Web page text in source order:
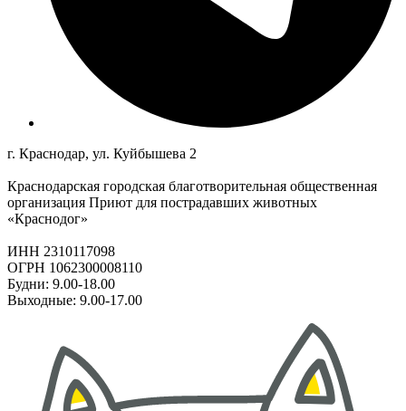
г. Краснодар, ул. Куйбышева 2
Краснодарская городская благотворительная общественная
организация Приют для пострадавших животных
«Краснодог»
ИНН 2310117098
ОГРН 1062300008110
Будни: 9.00-18.00
Выходные: 9.00-17.00